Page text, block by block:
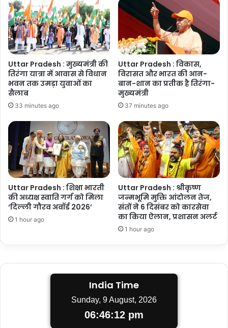
मुख्यमंत्री
ने
दिए
निर्देश
Uttar Pradesh : मुख्यमंत्री की
तिरंगा यात्रा में आवास से विधान
भवन तक उमड़ा युवाओं का
सैलाब
33 minutes ago
Uttar Pradesh : विकास,
विरासत और भारत की आन-
बान-शान का प्रतीक है तिरंगा-
मुख्यमंत्री
37 minutes ago
Uttar Pradesh : शिक्षा भारती
की अध्यक्ष स्वाति गर्ग को मिला
‘दिल्ली गौरव अवॉर्ड 2026’
1 hour ago
Uttar Pradesh : श्रीकृष्ण
जन्मभूमि मुक्ति आंदोलन तेज,
संतों ने 6 दिसंबर को कारसेवा
का किया ऐलान, प्रशासन अलर्ट
1 hour ago
India Time
Sunday, 9 August, 2026
06:46:12 pm